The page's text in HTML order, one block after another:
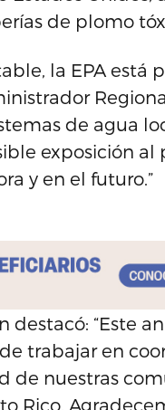
de plomo
la EPA está
de agua
exposición al
y en el futuro.”
destacó: “Este
trabajar en
de nuestras
Rico.